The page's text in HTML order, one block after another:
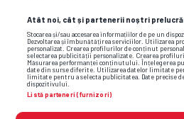
Atât noi, cât și partenerii noștri
Stocarea și/sau accesarea informațiilor de pe un
Dezvoltarea și îmbunătățirea serviciilor. Utilizarea
personalizat. Crearea profilurilor de conținut
selectarea publicității personalizate. Crearea
Măsurarea performanței conținutului. Înțelegerea
date din surse diferite. Utilizarea datelor limitate
limitate pentru a selecta publicitatea. Date precise
dispozitivului.
Listă parteneri (furnizori)